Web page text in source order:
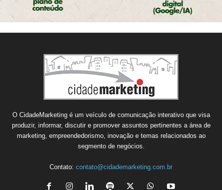
O CidadeMarketing é um veículo de comunicação interativo que visa
produzir, informar, discutir e promover assuntos pertinentes a área de
marketing, empreendedorismo, inovação e temas relacionados ao
segmento de negócios.
Contato: contato@cidademarketing.com.br